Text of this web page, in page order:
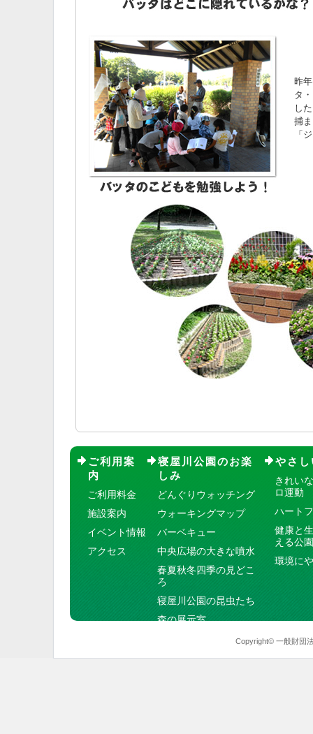
昨
タ
し
捕
「
ご利用案
内
ご利用料金
施設案内
イベント情報
アクセス
寝屋川公園のお楽
しみ
どんぐりウォッチング
ウォーキングマップ
バーベキュー
中央広場の大きな噴水
春夏秋冬四季の見どこ
ろ
寝屋川公園の昆虫たち
森の展示室
やさ
きれい
ロ運動
ハート
健康と
える公園
環境に
Copyright© 一般財団